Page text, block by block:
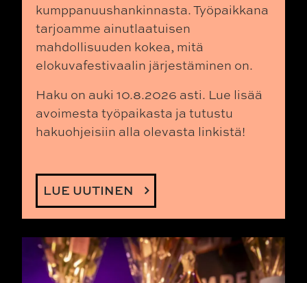
kumppanuushankinnasta. Työpaikkana
tarjoamme ainutlaatuisen
mahdollisuuden kokea, mitä
elokuvafestivaalin järjestäminen on.
Haku on auki 10.8.2026 asti. Lue lisää
avoimesta työpaikasta ja tutustu
hakuohjeisiin alla olevasta linkistä!
LUE UUTINEN